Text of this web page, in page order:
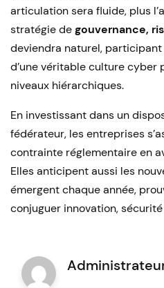
articulation sera fluide, plus
stratégie degouvernance,
deviendra naturel,
d’une véritable culture cyber
niveaux hiérarchiques.
En investissant dans un
fédérateur, les entreprises
contrainte réglementaire en
Elles anticipent aussi les
émergent chaque année,
conjuguer innovation,